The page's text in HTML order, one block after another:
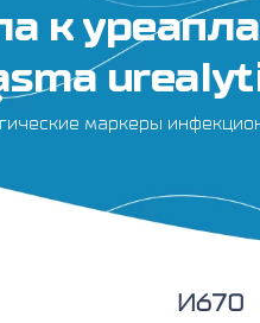
к
маркеры
И670